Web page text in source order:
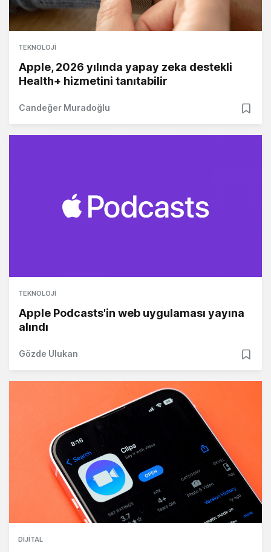
TEKNOLOJI
Apple, 2026 yılında yapay zeka destekli
Health+ hizmetini tanıtabilir
Candeğer Muradoğlu
TEKNOLOJI
Apple Podcasts'in web uygulaması yayına
alındı
Gözde Ulukan
DIJITAL